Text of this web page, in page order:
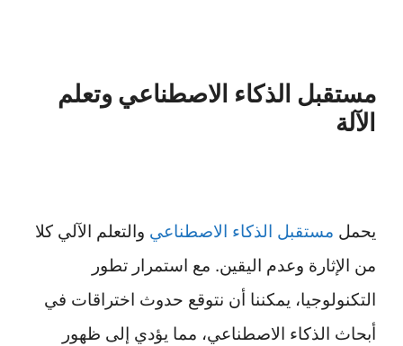
مستقبل الذكاء الاصطناعي وتعلم
الآلة
يحمل مستقبل الذكاء الاصطناعي والتعلم الآلي كلا
من الإثارة وعدم اليقين. مع استمرار تطور
التكنولوجيا، يمكننا أن نتوقع حدوث اختراقات في
أبحاث الذكاء الاصطناعي، مما يؤدي إلى ظهور